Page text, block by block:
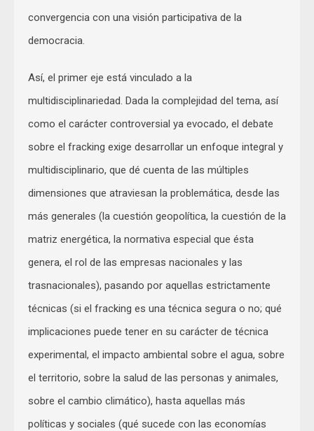
convergencia con una visión participativa de la
democracia.
Así, el primer eje está vinculado a la
multidisciplinariedad. Dada la complejidad del tema, así
como el carácter controversial ya evocado, el debate
sobre el fracking exige desarrollar un enfoque integral y
multidisciplinario, que dé cuenta de las múltiples
dimensiones que atraviesan la problemática, desde las
más generales (la cuestión geopolítica, la cuestión de la
matriz energética, la normativa especial que ésta
genera, el rol de las empresas nacionales y las
trasnacionales), pasando por aquellas estrictamente
técnicas (si el fracking es una técnica segura o no; qué
implicaciones puede tener en su carácter de técnica
experimental, el impacto ambiental sobre el agua, sobre
el territorio, sobre la salud de las personas y animales,
sobre el cambio climático), hasta aquellas más
políticas y sociales (qué sucede con las economías